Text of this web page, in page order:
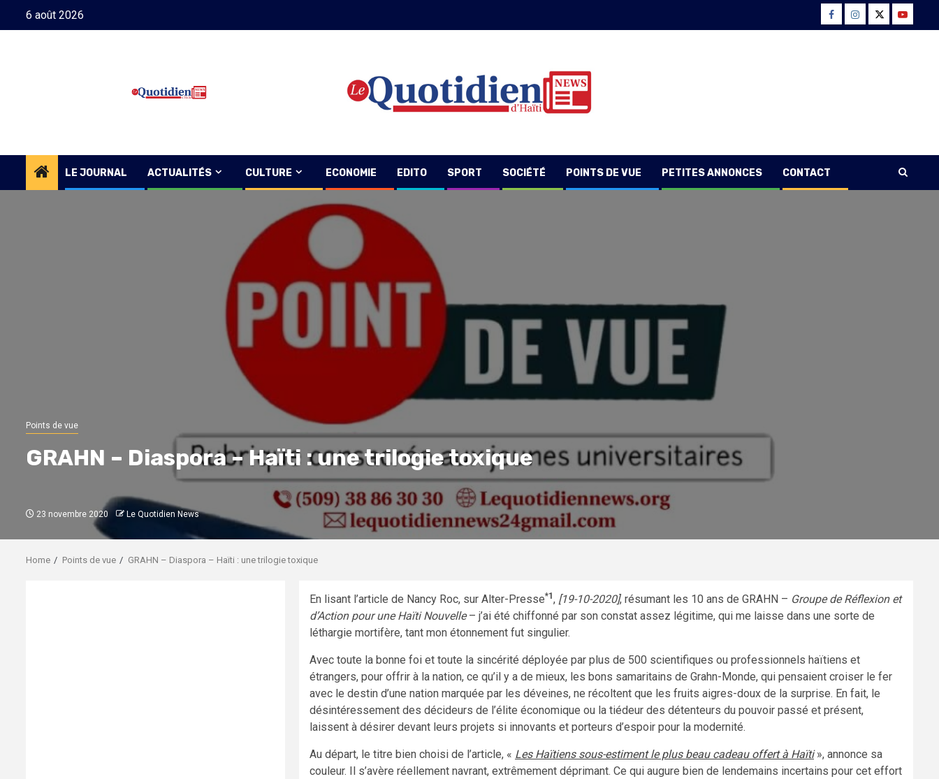
6 août 2026 Facebook
Instagram
TwitterYoutube
LE JOURNAL ACTUALITÉS CULTURE ECONOMIE EDITO SPORT SOCIÉTÉ POINTS DE VUE PETITES ANNONCES CONTACT
Points de vue
GRAHN – Diaspora – Haïti : une trilogie toxique
23 novembre 2020 Le Quotidien News
Home Points de vue GRAHN – Diaspora – Haïti : une trilogie toxique
En lisant l’article de Nancy Roc, sur Alter-Presse*1 , [19-10-2020], résumant les 10 ans de GRAHN – Groupe de Réflexion et
d’Action pour une Haïti Nouvelle– j’ai été chiffonné par son constat assez légitime, qui me laisse dans une sorte de
léthargie mortifère, tant mon étonnement fut singulier.
Avec toute la bonne foi et toute la sincérité déployée par plus de 500 scientifiques ou professionnels haïtiens et
étrangers, pour offrir à la nation, ce qu’il y a de mieux, les bons samaritains de Grahn-Monde, qui pensaient croiser le fer
avec le destin d’une nation marquée par les déveines, ne récoltent que les fruits aigres-doux de la surprise. En fait, le
désintéressement des décideurs de l’élite économique ou la tiédeur des détenteurs du pouvoir passé et présent,
laissent à désirer devant leurs projets si innovants et porteurs d’espoir pour la modernité.
Au départ, le titre bien choisi de l’article, « Les Haïtiens sous-estiment le plus beau cadeau offert à Haïti », annonce sa
couleur. Il s’avère réellement navrant, extrêmement déprimant. Ce qui augure bien de lendemains incertains pour cet effort